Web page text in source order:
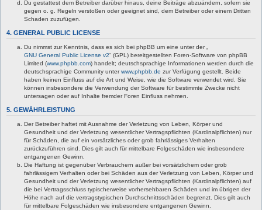
Du gestattest dem Betreiber darüber hinaus, deine Beiträge abzuändern, sofern sie
gegen o. g. Regeln verstoßen oder geeignet sind, dem Betreiber oder einem Dritten
Schaden zuzufügen.
4. GENERAL PUBLIC LICENSE
Du nimmst zur Kenntnis, dass es sich bei phpBB um eine unter der „
GNU General Public License v2“ (GPL) bereitgestellten Foren-Software von phpBB
Limited (www.phpbb.com) handelt; deutschsprachige Informationen werden durch die
deutschsprachige Community unterwww.phpbb.de zur Verfügung gestellt. Beide
haben keinen Einfluss auf die Art und Weise, wie die Software verwendet wird. Sie
können insbesondere die Verwendung der Software für bestimmte Zwecke nicht
untersagen oder auf Inhalte fremder Foren Einfluss nehmen.
5. GEWÄHRLEISTUNG
Der Betreiber haftet mit Ausnahme der Verletzung von Leben, Körper und
Gesundheit und der Verletzung wesentlicher Vertragspflichten (Kardinalpflichten) nur
für Schäden, die auf ein vorsätzliches oder grob fahrlässiges Verhalten
zurückzuführen sind. Dies gilt auch für mittelbare Folgeschäden wie insbesondere
entgangenen Gewinn.
Die Haftung ist gegenüber Verbrauchern außer bei vorsätzlichem oder grob
fahrlässigem Verhalten oder bei Schäden aus der Verletzung von Leben, Körper und
Gesundheit und der Verletzung wesentlicher Vertragspflichten (Kardinalpflichten) auf
die bei Vertragsschluss typischerweise vorhersehbaren Schäden und im übrigen der
Höhe nach auf die vertragstypischen Durchschnittsschäden begrenzt. Dies gilt auch
für mittelbare Folgeschäden wie insbesondere entgangenen Gewinn.